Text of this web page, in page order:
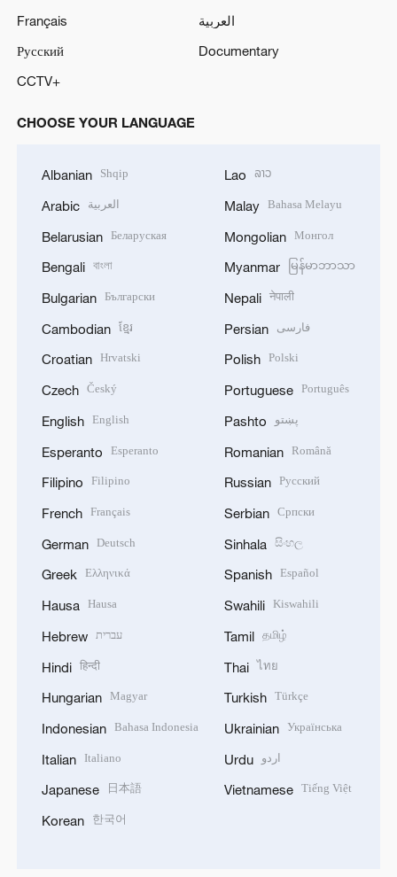
Français
العربية
Русский
Documentary
CCTV+
CHOOSE YOUR LANGUAGE
Albanian Shqip
Arabic العربية
Belarusian Беларуская
Bengali বাংলা
Bulgarian Български
Cambodian ខ្មែរ
Croatian Hrvatski
Czech Český
English English
Esperanto Esperanto
Filipino Filipino
French Français
German Deutsch
Greek Ελληνικά
Hausa Hausa
Hebrew עברית
Hindi हिन्दी
Hungarian Magyar
Indonesian Bahasa Indonesia
Italian Italiano
Japanese 日本語
Korean 한국어
Lao ລາວ
Malay Bahasa Melayu
Mongolian Монгол
Myanmar မြန်မာဘာသာ
Nepali नेपाली
Persian فارسی
Polish Polski
Portuguese Português
Pashto پښتو
Romanian Română
Russian Русский
Serbian Српски
Sinhala සිංහල
Spanish Español
Swahili Kiswahili
Tamil தமிழ்
Thai ไทย
Turkish Türkçe
Ukrainian Українська
Urdu اردو
Vietnamese Tiếng Việt